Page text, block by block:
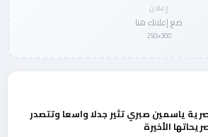
إعلان
ضع إعلانك هنا
300×250
ياسمين صبري تثير جدلا واسعا وتتصدر
الأخيرة